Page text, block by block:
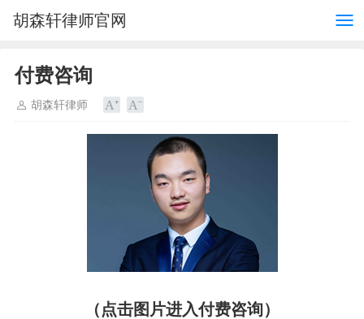
胡森轩律师官网
付费咨询
胡森轩律师
（点击图片进入付费咨询）